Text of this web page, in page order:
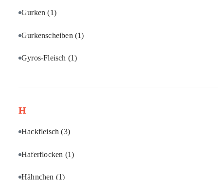
Gurken(1)
Gurkenscheiben (1)
Gyros-Fleisch (1)
H
Hackfleisch(3)
Haferflocken (1)
Hähnchen (1)